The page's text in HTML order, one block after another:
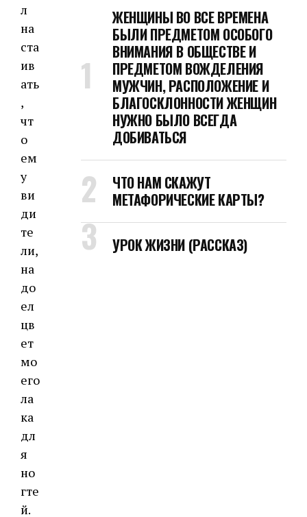
л
на
ста
ив
ать
,
чт
о
ем
у
ви
ди
те
ли,
на
до
ел
цв
ет
мо
его
ла
ка
дл
я
но
гте
й.
ЖЕНЩИНЫ ВО ВСЕ ВРЕМЕНА
БЫЛИ ПРЕДМЕТОМ ОСОБОГО
ВНИМАНИЯ В ОБЩЕСТВЕ И
ПРЕДМЕТОМ ВОЖДЕЛЕНИЯ
МУЖЧИН, РАСПОЛОЖЕНИЕ И
БЛАГОСКЛОННОСТИ ЖЕНЩИН
НУЖНО БЫЛО ВСЕГДА
ДОБИВАТЬСЯ
ЧТО НАМ СКАЖУТ
МЕТАФОРИЧЕСКИЕ КАРТЫ?
УРОК ЖИЗНИ (РАССКАЗ)